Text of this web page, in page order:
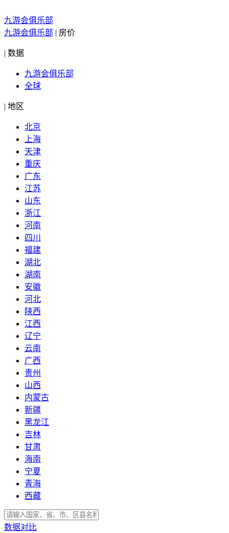
九游会俱乐部
九游会俱乐部 | 房价
| 数据
九游会俱乐部
全球
| 地区
北京
上海
天津
重庆
广东
江苏
山东
浙江
河南
四川
福建
湖北
湖南
安徽
河北
陕西
江西
辽宁
云南
广西
贵州
山西
内蒙古
新疆
黑龙江
吉林
甘肃
海南
宁夏
青海
西藏
数据对比